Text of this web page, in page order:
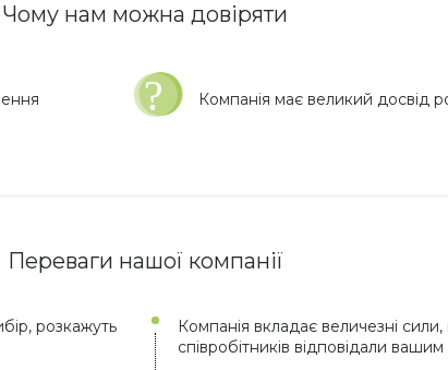
Чому нам можна довіряти
Компанія має великий досвід
Переваги нашої компанії
розкажуть
Компанія вкладає величезні
співробітників відповідали